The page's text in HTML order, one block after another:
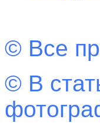
© Все
© В